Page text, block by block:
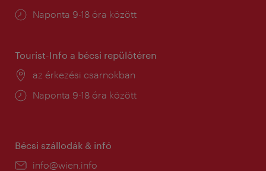
Nyitva
Naponta 9-18 óra között
Tourist-Info a bécsi repülőtéren
Helyszín:
az érkezési csarnokban
Nyitva
Naponta 9-18 óra között
Bécsi szállodák & infó
E-
info@wien.info